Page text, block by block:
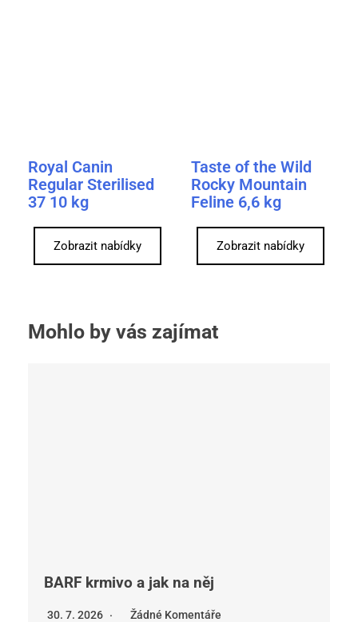
Royal Canin
Regular Sterilised
37 10 kg
Zobrazit nabídky
Taste of the Wild
Rocky Mountain
Feline 6,6 kg
Zobrazit nabídky
Mohlo by vás zajímat
BARF krmivo a jak na něj
30. 7. 2026 Žádné Komentáře